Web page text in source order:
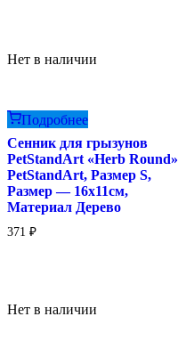
Нет в наличии
Подробнее
Сенник для грызунов
PetStandArt «Herb Round»
PetStandArt, Размер S,
Размер — 16х11см,
Материал Дерево
371 ₽
Нет в наличии